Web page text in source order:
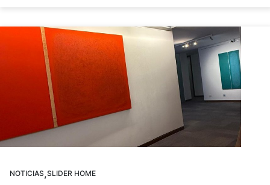
NOTICIAS,SLIDER HOME